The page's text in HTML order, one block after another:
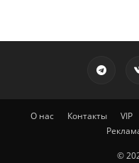
О нас Контакты VIP
©